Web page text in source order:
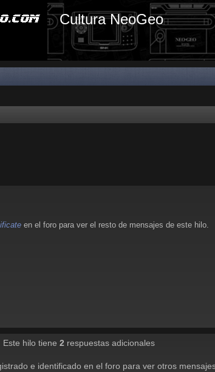
Cultura NeoGeo
en el foro para ver el resto de mensajes de este hilo.
Este hilo tiene 2 respuestas adicionales
e identificado en el foro para ver otros